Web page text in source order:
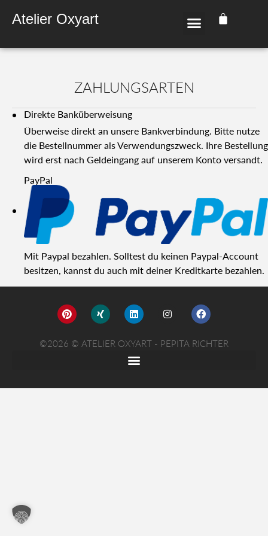
Atelier Oxyart
ZAH­LUNGS­AR­TEN
Direk­te Bank­über­wei­sung
Über­wei­se direkt an unse­re Bank­ver­bin­dung. Bit­te nut­ze
die Bestell­num­mer als Ver­wen­dungs­zweck. Ihre Bestel­lung
wird erst nach Geld­ein­gang auf unse­rem Kon­to ver­sandt.
Pay­Pal
Mit Pay­pal bezah­len. Soll­test du kei­nen Pay­pal-Account
besit­zen, kannst du auch mit dei­ner Kre­dit­kar­te bezah­len.
©2026 © ATELIER OXYART - PEPITA RICHTER